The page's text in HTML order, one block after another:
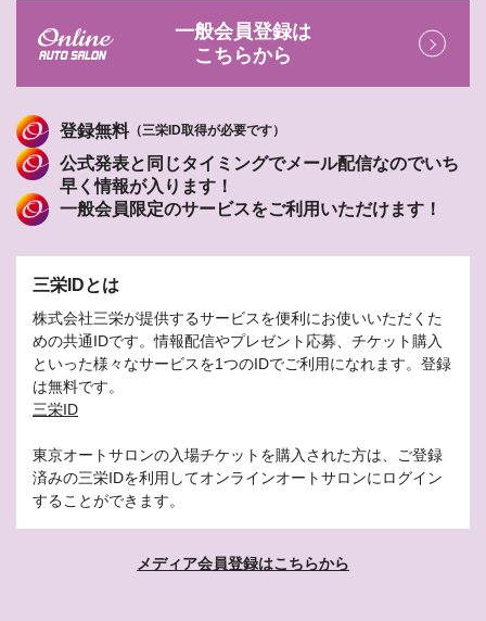
一般会員登録は
こちらから
登録無料（三栄ID取得が必要です）
公式発表と同じタイミングでメール配信なのでいち
早く情報が入ります！
一般会員限定のサービスをご利用いただけます！
三栄IDとは
株式会社三栄が提供するサービスを便利にお使いいただくた
めの共通IDです。情報配信やプレゼント応募、チケット購入
といった様々なサービスを1つのIDでご利用になれます。登録
は無料です。
三栄ID
東京オートサロンの入場チケットを購入された方は、ご登録
済みの三栄IDを利用してオンラインオートサロンにログイン
することができます。
メディア会員登録はこちらから